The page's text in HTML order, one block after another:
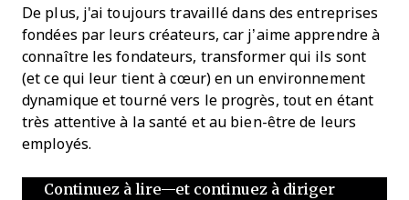
De plus, j'ai toujours travaillé dans des entreprises
fondées par leurs créateurs, car j’aime apprendre à
connaître les fondateurs, transformer qui ils sont
(et ce qui leur tient à cœur) en un environnement
dynamique et tourné vers le progrès, tout en étant
très attentive à la santé et au bien-être de leurs
employés.
Continuez à lire—et continuez à diriger